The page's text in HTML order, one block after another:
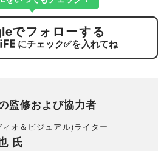
でフォローする
にチェック✅を入れてね
監修および協力者
オ＆ビジュアル)ライター
氏